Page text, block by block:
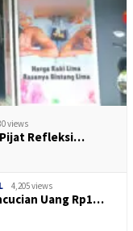
views
Pijat Refleksi…
4,205 views
Uang Rp1…